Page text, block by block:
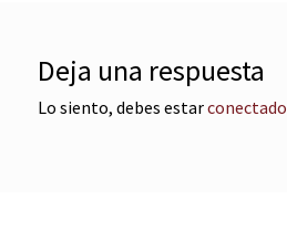
Deja una respuesta
Lo siento, debes estarconectado